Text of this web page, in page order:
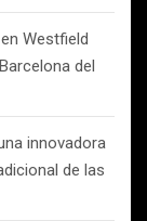
Westfield
del
innovadora
de las